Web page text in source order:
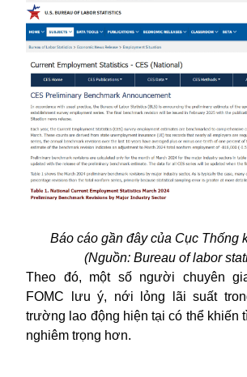
Báo cáo gần đây của Cục Thống
(Nguồn: Bureau of labor
Theo đó, một số người chuyên
FOMC lưu ý, nới lỏng lãi suất
trường lao động hiện tại có thể khiến
nghiêm trọng hơn.